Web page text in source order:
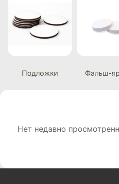
Подложки Фальш-
Нет недавно